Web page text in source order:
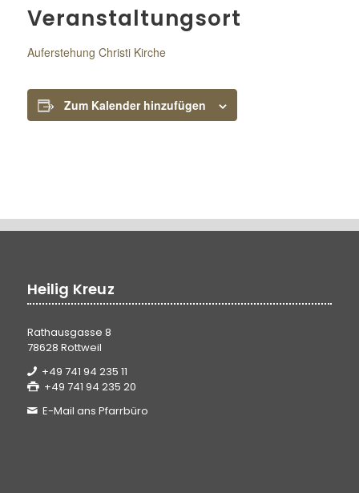
Veranstaltungsort
Auferstehung Christi Kirche
Zum Kalender hinzufügen
Heilig Kreuz
Rathausgasse 8
78628 Rottweil
+49 741 94 235 11
+49 741 94 235 20
E-Mail ans Pfarrbüro